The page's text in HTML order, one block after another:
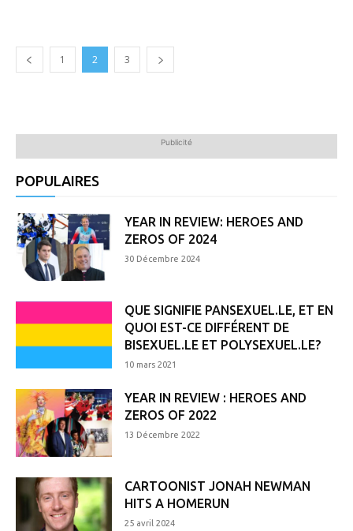
1 2 3
Publicité
POPULAIRES
YEAR IN REVIEW: HEROES AND
ZEROS OF 2024
30 Décembre 2024
QUE SIGNIFIE PANSEXUEL.LE, ET EN
QUOI EST-CE DIFFÉRENT DE
BISEXUEL.LE ET POLYSEXUEL.LE?
10 mars 2021
YEAR IN REVIEW : HEROES AND
ZEROS OF 2022
13 Décembre 2022
CARTOONIST JONAH NEWMAN
HITS A HOMERUN
25 avril 2024